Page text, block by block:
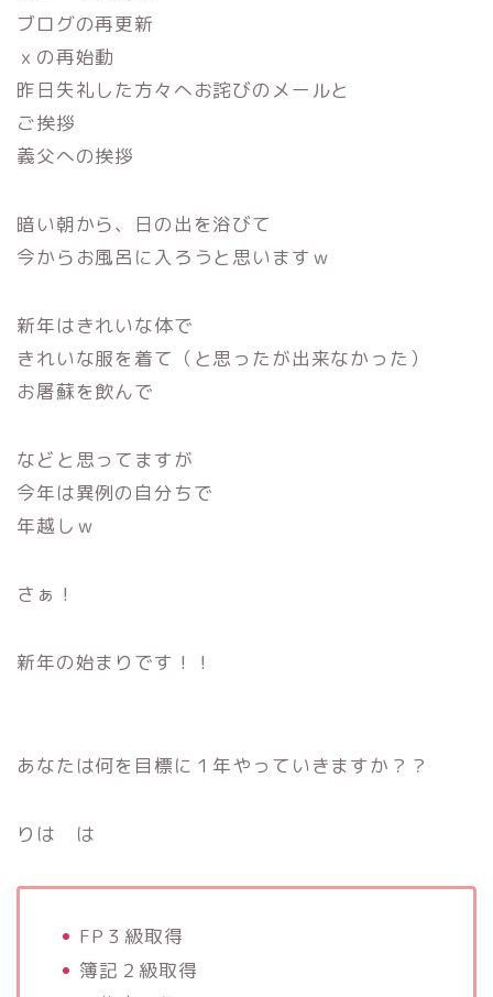
ブログの再更新
ｘの再始動
昨日失礼した方々へお詫びのメールと
ご挨拶
義父への挨拶
暗い朝から、日の出を浴びて
今からお風呂に入ろうと思いますｗ
新年はきれいな体で
きれいな服を着て（と思ったが出来なかった）
お屠蘇を飲んで
などと思ってますが
今年は異例の自分ちで
年越しｗ
さぁ！
新年の始まりです！！
あなたは何を目標に１年やっていきますか？？
りは は
FP３級取得
簿記２級取得